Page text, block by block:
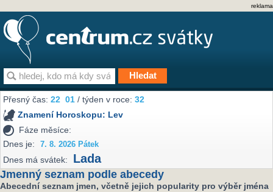
reklama
Přesný čas:22 01 / týden v roce:32
Znamení Horoskopu: Lev
Fáze měsíce:
Dnes je:
7. 8. 2026 Pátek
Dnes má svátek: Lada
Jmenný seznam podle abecedy
Abecední seznam jmen, včetně jejich popularity pro výběr jména